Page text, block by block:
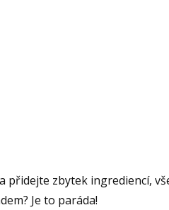
zbytek ingrediencí,
Je to paráda!